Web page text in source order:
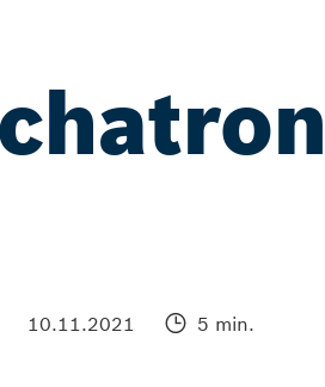
10.11.2021 5 min.